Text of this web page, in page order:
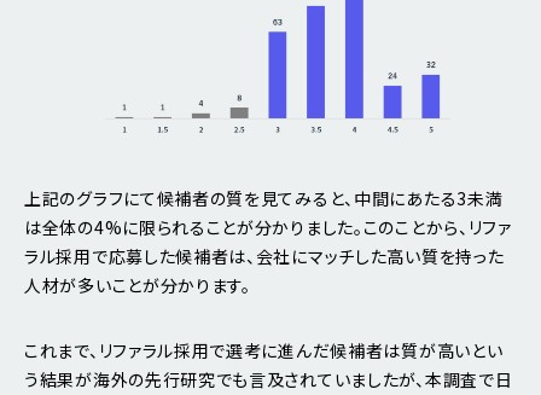
上記のグラフにて候補者の質を見てみると、中間にあたる3未満
は全体の4%に限られることが分かりました。このことから、リファ
ラル採用で応募した候補者は、会社にマッチした高い質を持った
人材が多いことが分かります。
これまで、リファラル採用で選考に進んだ候補者は質が高いとい
う結果が海外の先行研究でも言及されていましたが、本調査で日